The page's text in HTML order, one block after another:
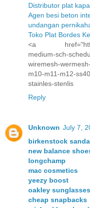
Distributor plat
Agen besi beton
undangan
Toko Plat Bordes
<a href="http://
medium-sch-
wiremesh-
m10-m11-m12-
stainles-stenlis
Reply
Unknown July 7,
birkenstock
new balance
longchamp
mac cosmetics
yeezy boost
oakley sunglasses
cheap snapbacks